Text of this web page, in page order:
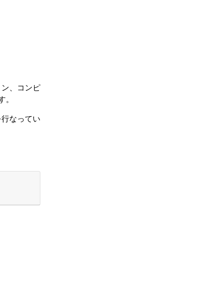
、コンピ
なってい